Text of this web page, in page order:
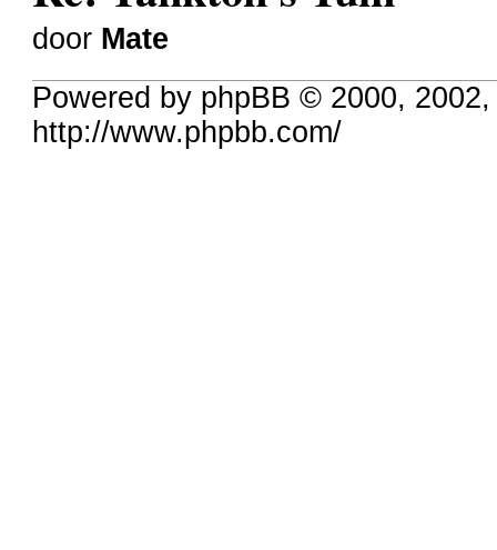
door Mate
Powered by phpBB © 2000,
http://www.phpbb.com/